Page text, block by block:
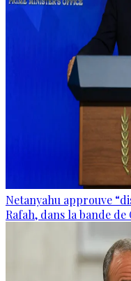
Netanyahu approuve
Rafah, dans la bande de